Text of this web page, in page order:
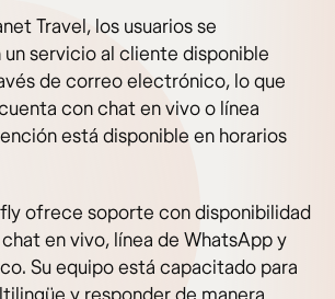
Travel, los usuarios se
servicio al cliente disponible
de correo electrónico, lo que
con chat en vivo o línea
está disponible en horarios
ofrece soporte con disponibilidad
en vivo, línea de WhatsApp y
Su equipo está capacitado para